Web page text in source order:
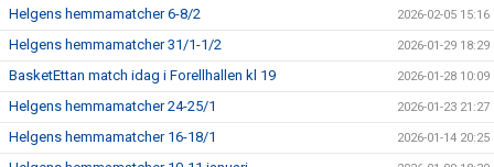
Helgens hemmamatcher 6-8/2 2026-02-05 15:16
Helgens hemmamatcher 31/1-1/2 2026-01-29 18:29
BasketEttan match idag i Forellhallen kl 19 2026-01-28 10:09
Helgens hemmamatcher 24-25/1 2026-01-23 21:27
Helgens hemmamatcher 16-18/1 2026-01-14 20:25